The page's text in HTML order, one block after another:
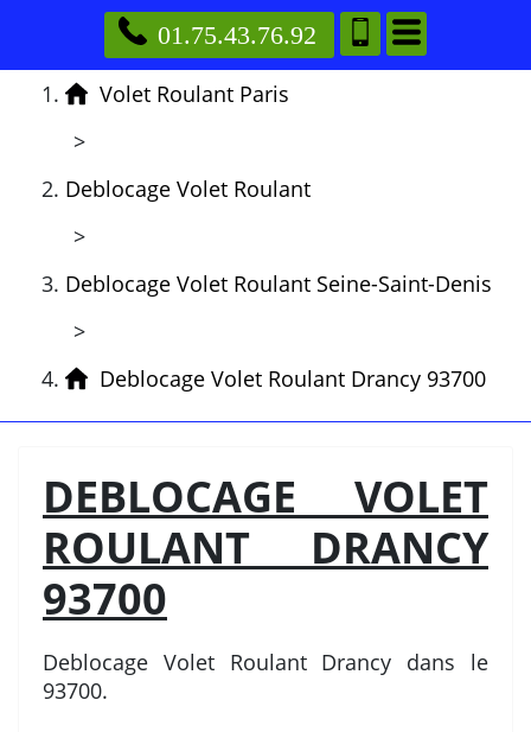
01.75.43.76.92
Volet Roulant Paris
>
Deblocage Volet Roulant
>
Deblocage Volet Roulant Seine-Saint-Denis
>
Deblocage Volet Roulant Drancy 93700
DEBLOCAGE VOLET
ROULANT DRANCY
93700
Deblocage Volet Roulant Drancy dans le
93700.